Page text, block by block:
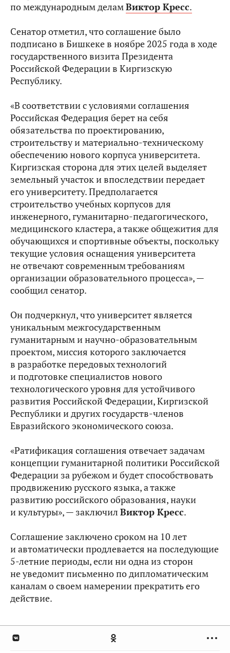
по международным деламВиктор Кресс.
Сенатор отметил, что соглашение было
подписано в Бишкеке в ноябре 2025 года в ходе
государственного визита Президента
Российской Федерации в Киргизскую
Республику.
«В соответствии с условиями соглашения
Российская Федерация берет на себя
обязательства по проектированию,
строительству и материально-техническому
обеспечению нового корпуса университета.
Киргизская сторона для этих целей выделяет
земельный участок и впоследствии передает
его университету. Предполагается
строительство учебных корпусов для
инженерного, гуманитарно-педагогического,
медицинского кластера, а также общежития для
обучающихся и спортивные объекты, поскольку
текущие условия оснащения университета
не отвечают современным требованиям
организации образовательного процесса», —
сообщил сенатор.
Он подчеркнул, что университет является
уникальным межгосударственным
гуманитарным и научно-образовательным
проектом, миссия которого заключается
в разработке передовых технологий
и подготовке специалистов нового
технологического уровня для устойчивого
развития Российской Федерации, Киргизской
Республики и других государств-членов
Евразийского экономического союза.
«Ратификация соглашения отвечает задачам
концепции гуманитарной политики Российской
Федерации за рубежом и будет способствовать
продвижению русского языка, а также
развитию российского образования, науки
и культуры», — заключил Виктор Кресс.
Соглашение заключено сроком на 10 лет
и автоматически продлевается на последующие
5-летние периоды, если ни одна из сторон
не уведомит письменно по дипломатическим
каналам о своем намерении прекратить его
действие.